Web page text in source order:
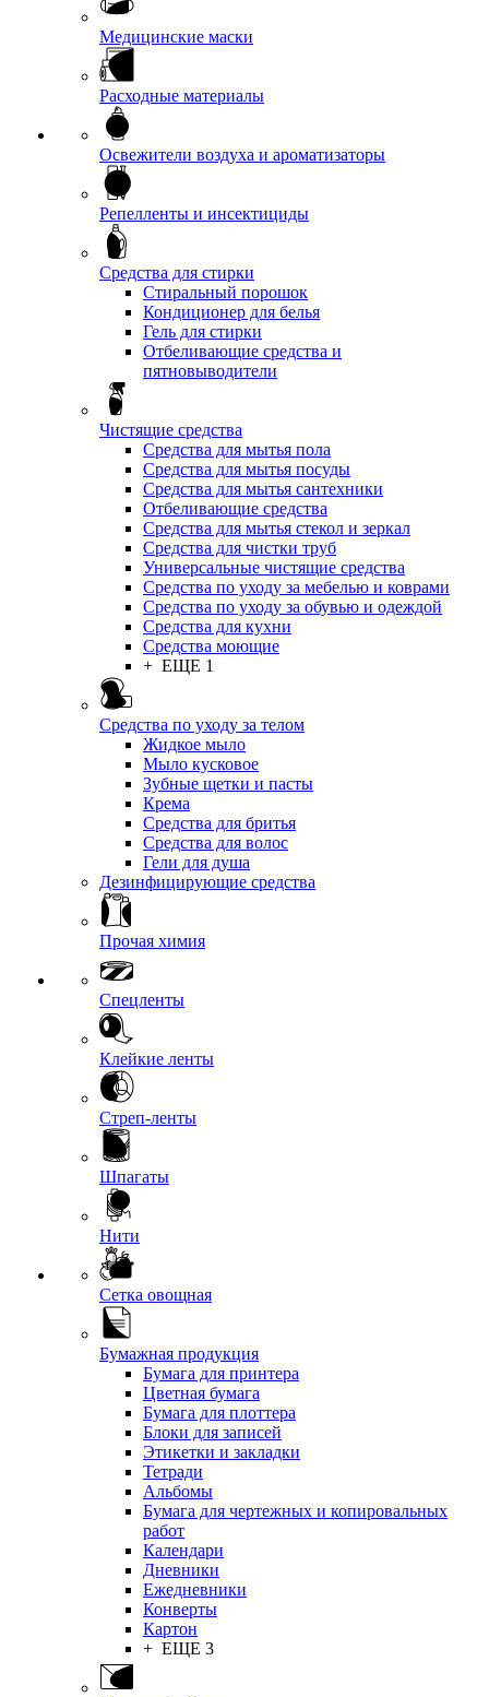
Медицинские маски
Расходные материалы
Освежители воздуха и ароматизаторы
Репелленты и инсектициды
Средства для стирки
Стиральный порошок
Кондиционер для белья
Гель для стирки
Отбеливающие средства и
пятновыводители
Чистящие средства
Средства для мытья пола
Средства для мытья посуды
Средства для мытья сантехники
Отбеливающие средства
Средства для мытья стекол и зеркал
Средства для чистки труб
Универсальные чистящие средства
Средства по уходу за мебелью и коврами
Средства по уходу за обувью и одеждой
Средства для кухни
Средства моющие
+ ЕЩЕ 1
Средства по уходу за телом
Жидкое мыло
Мыло кусковое
Зубные щетки и пасты
Крема
Средства для бритья
Средства для волос
Гели для душа
Дезинфицирующие средства
Прочая химия
Спецленты
Клейкие ленты
Стреп-ленты
Шпагаты
Нити
Сетка овощная
Бумажная продукция
Бумага для принтера
Цветная бумага
Бумага для плоттера
Блоки для записей
Этикетки и закладки
Тетради
Альбомы
Бумага для чертежных и копировальных
работ
Календари
Дневники
Ежедневники
Конверты
Картон
+ ЕЩЕ 3